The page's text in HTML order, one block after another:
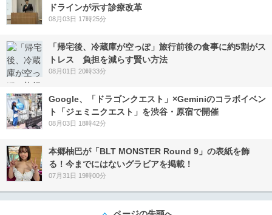
ドラインが示す診療改革
08月03日 17時25分
「帰宅後、冷蔵庫が空っぽ」旅行前後の食事に約5割がス
トレス 負担を減らす賢い方法
08月01日 20時33分
Google、「ドラゴンクエスト」×Geminiのコラボイベン
ト「ジェミニクエスト」を渋谷・原宿で開催
08月03日 18時42分
本郷柚巴が「BLT MONSTER Round 9」の表紙を飾
る！今までにはないグラビアを掲載！
07月31日 19時00分